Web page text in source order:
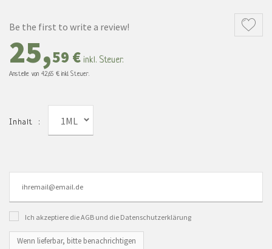
Be the first to write a review!
25,59 € inkl. Steuer.
Anstelle von 42,65 € inkl. Steuer.
Inhalt : 1ML
Ich akzeptiere die AGB und die Datenschutzerklärung
Wenn lieferbar, bitte benachrichtigen